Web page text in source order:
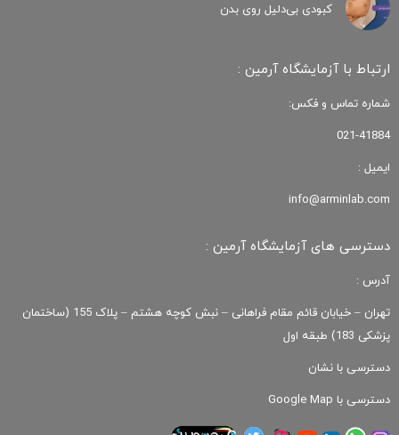
کبودی‌ بی‌دلیل روی بدن
ارتباط با آزمایشگاه آرمین :
شماره تماس و فکس:
021-41884
ایمیل :
info@arminlab.com
دسترسی های آزمایشگاه آرمین :
آدرس :
تهران – خیابان قائم مقام فراهانی – نبش کوچه هشتم – پلاک 155 (ساختمان
پزشکی 183) طبقه اول
دسترسی با نشان
دسترسی با Google Map